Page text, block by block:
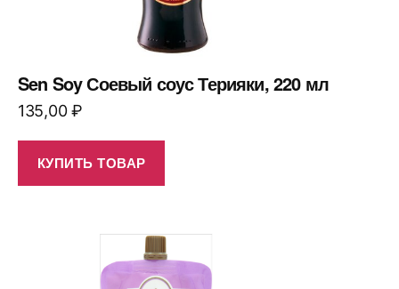
Sen Soy Соевый соус Терияки, 220 мл
135,00₽
КУПИТЬ ТОВАР